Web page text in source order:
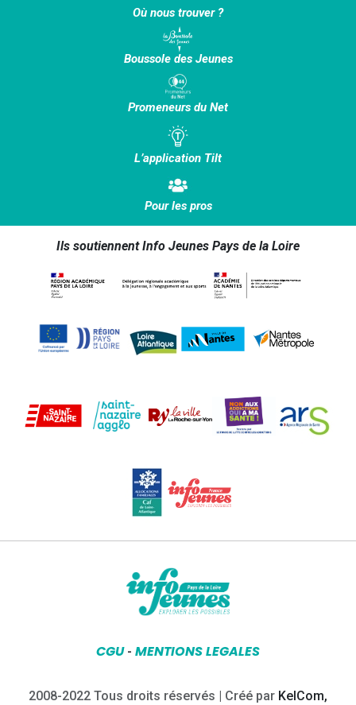
Où nous trouver ?
Boussole des Jeunes
Promeneurs du Net
L’application Tilt
Pour les pros
Ils soutiennent Info Jeunes Pays de la Loire
CGU- MENTIONS LEGALES
2008-2022 Tous droits réservés | Créé par KelCom,